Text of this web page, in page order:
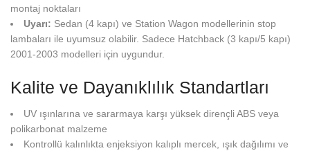
montaj noktaları
Uyarı: Sedan (4 kapı) ve Station Wagon modellerinin stop
lambaları ile uyumsuz olabilir. Sadece Hatchback (3 kapı/5 kapı)
2001-2003 modelleri için uygundur.
Kalite ve Dayanıklılık Standartları
UV ışınlarına ve sararmaya karşı yüksek dirençli ABS veya
polikarbonat malzeme
Kontrollü kalınlıkta enjeksiyon kalıplı mercek, ışık dağılımı ve